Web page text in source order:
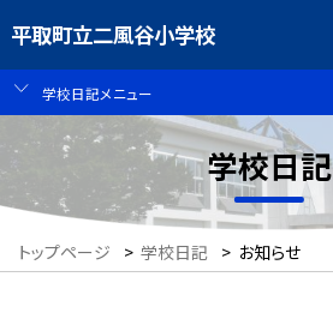
平取町立二風谷小学校
学校日記メニュー
学校日記
トップページ > 学校日記 > お知らせ